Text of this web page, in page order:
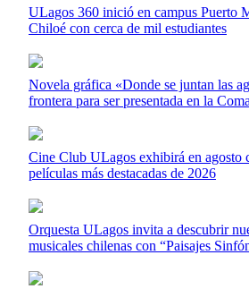
ULagos 360 inició en campus Puerto
Chiloé con cerca de mil estudiantes
Novela gráfica «Donde se juntan las
frontera para ser presentada en la
Cine Club ULagos exhibirá en agosto
películas más destacadas de 2026
Orquesta ULagos invita a descubrir
musicales chilenas con “Paisajes